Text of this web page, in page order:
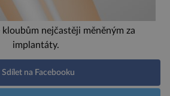
nejčastěji měněným za
implantáty.
Sdílet na Facebooku